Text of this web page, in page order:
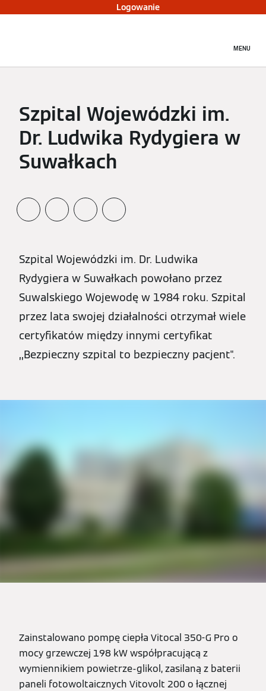
Logowanie
MENU
Szpital Wojewódzki im.
Dr. Ludwika Rydygiera w
Suwałkach
Szpital Wojewódzki im. Dr. Ludwika
Rydygiera w Suwałkach powołano przez
Suwalskiego Wojewodę w 1984 roku. Szpital
przez lata swojej działalności otrzymał wiele
certyfikatów między innymi certyfikat
,,Bezpieczny szpital to bezpieczny pacjent".
Zainstalowano pompę ciepła Vitocal 350-G Pro o
mocy grzewczej 198 kW współpracującą z
wymiennikiem powietrze-glikol, zasilaną z baterii
paneli fotowoltaicznych Vitovolt 200 o łącznej